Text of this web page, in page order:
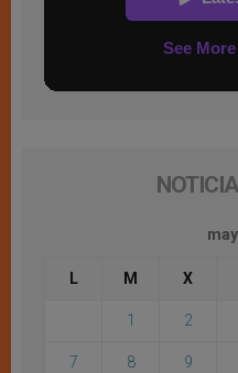
L M X
1 2
7 8 9